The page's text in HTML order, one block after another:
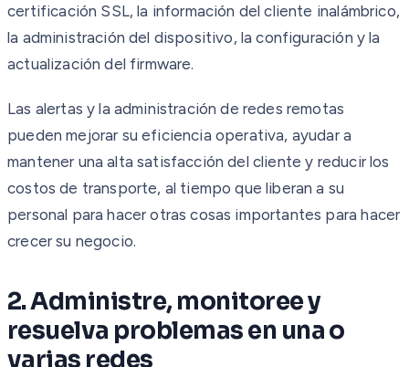
certificación SSL, la información del cliente inalámbrico,
la administración del dispositivo, la configuración y la
actualización del firmware.
Las alertas y la administración de redes remotas
pueden mejorar su eficiencia operativa, ayudar a
mantener una alta satisfacción del cliente y reducir los
costos de transporte, al tiempo que liberan a su
personal para hacer otras cosas importantes para hacer
crecer su negocio.
2. Administre, monitoree y
resuelva problemas en una o
varias redes